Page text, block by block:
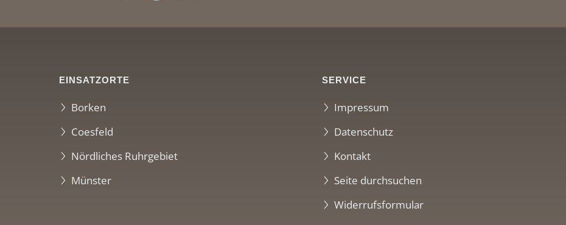
EINSATZORTE
Borken
Coesfeld
Nördliches Ruhrgebiet
Münster
SERVICE
Impressum
Datenschutz
Kontakt
Seite durchsuchen
Widerrufsformular